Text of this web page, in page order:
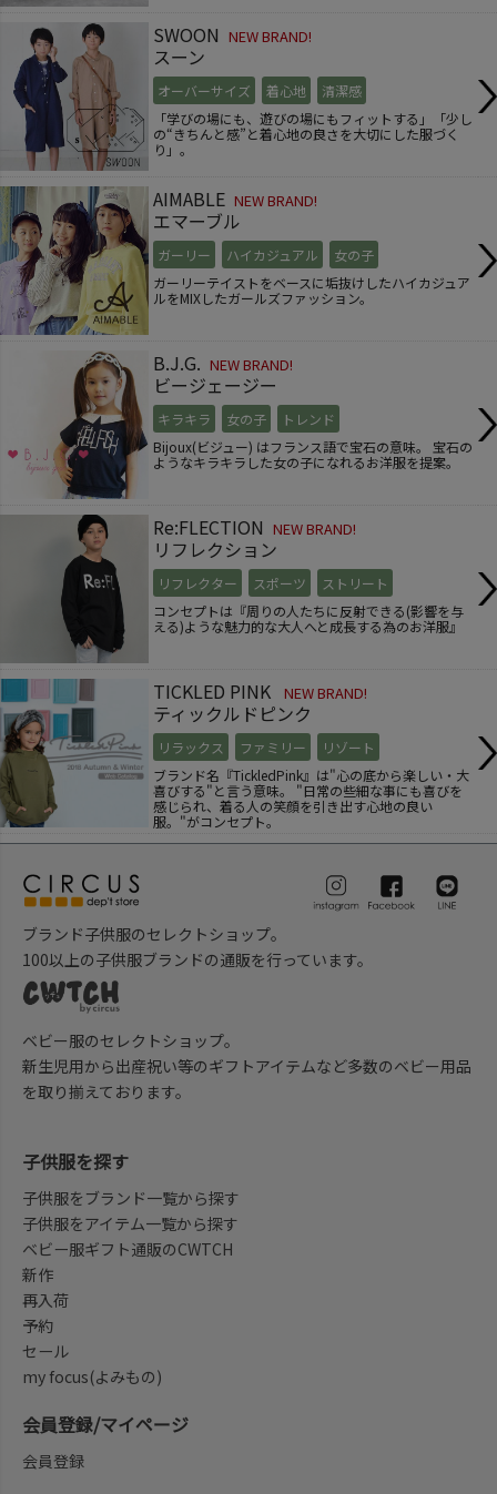
SWOON NEW BRAND!
スーン
オーバーサイズ 着心地
清潔感
「学びの場にも、遊びの場にもフィットする」「少し
の“きちんと感”と着心地の良さを大切にした服づく
り」。
AIMABLE NEW BRAND!
エマーブル
ガーリー ハイカジュアル
女の子
ガーリーテイストをベースに垢抜けしたハイカジュア
ルをMIXしたガールズファッション。
B.J.G. NEW BRAND!
ビージェージー
キラキラ 女の子
トレンド
Bijoux(ビジュー) はフランス語で宝石の意味。 宝石の
ようなキラキラした女の子になれるお洋服を提案。
Re:FLECTION NEW BRAND!
リフレクション
リフレクター スポーツ
ストリート
コンセプトは『周りの人たちに反射できる(影響を与
える)ような魅力的な大人へと成長する為のお洋服』
TICKLED PINK NEW BRAND!
ティックルドピンク
リラックス ファミリー
リゾート
ブランド名『TickledPink』は"心の底から楽しい・大
喜びする"と言う意味。 "日常の些細な事にも喜びを
感じられ、着る人の笑顔を引き出す心地の良い
服。"がコンセプト。
ブランド子供服のセレクトショップ。
100以上の子供服ブランドの通販を行っています。
ベビー服のセレクトショップ。
新生児用から出産祝い等のギフトアイテムなど多数のベビー用品
を取り揃えております。
子供服を探す
子供服をブランド一覧から探す
子供服をアイテム一覧から探す
ベビー服ギフト通販のCWTCH
新作
再入荷
予約
セール
my focus(よみもの)
会員登録/マイページ
会員登録